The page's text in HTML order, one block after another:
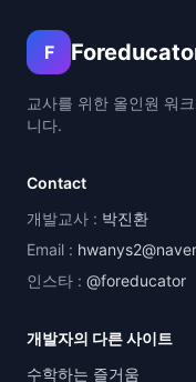
F
교사를 위한 올인원 워
니다.
Contact
개발교사 : 박진환
Email :
인스타 : @foreducator
개발자의 다른 사이트
수학하는 즐거움